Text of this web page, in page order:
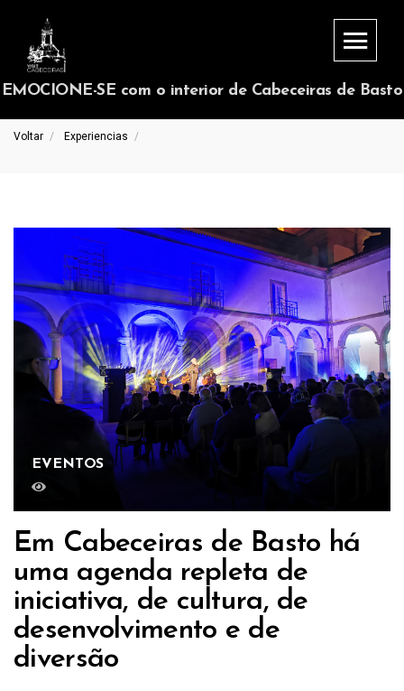
EMOCIONE-SE com o interior de Cabeceiras de Basto
Voltar Experiencias
EVENTOS
Em Cabeceiras de Basto há
uma agenda repleta de
iniciativa, de cultura, de
desenvolvimento e de
diversão